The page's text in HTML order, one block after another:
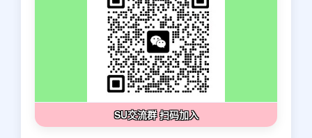
SU交流群 扫码加入